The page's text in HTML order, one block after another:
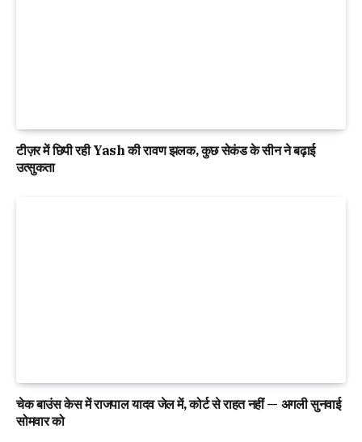
टीज़र में छिपी रही Yash की रावण झलक, कुछ सेकंड के सीन ने बढ़ाई
उत्सुकता
चेक बाउंस केस में राजपाल यादव जेल में, कोर्ट से राहत नहीं — अगली सुनवाई
सोमवार को